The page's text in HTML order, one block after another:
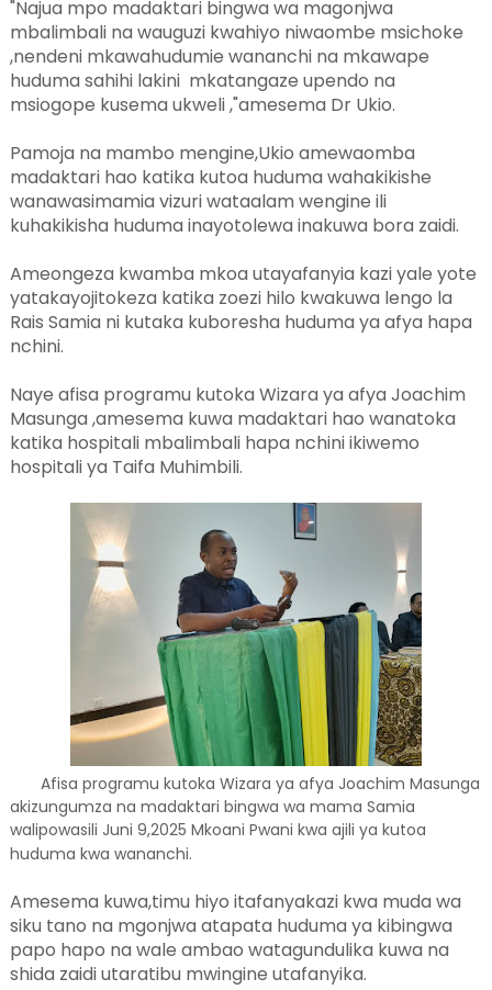
"Najua mpo madaktari bingwa wa magonjwa
mbalimbali na wauguzi kwahiyo niwaombe msichoke
,nendeni mkawahudumie wananchi na mkawape
huduma sahihi lakini mkatangaze upendo na
msiogope kusema ukweli ,"amesema Dr Ukio.
Pamoja na mambo mengine,Ukio amewaomba
madaktari hao katika kutoa huduma wahakikishe
wanawasimamia vizuri wataalam wengine ili
kuhakikisha huduma inayotolewa inakuwa bora zaidi.
Ameongeza kwamba mkoa utayafanyia kazi yale yote
yatakayojitokeza katika zoezi hilo kwakuwa lengo la
Rais Samia ni kutaka kuboresha huduma ya afya hapa
nchini.
Naye afisa programu kutoka Wizara ya afya Joachim
Masunga ,amesema kuwa madaktari hao wanatoka
katika hospitali mbalimbali hapa nchini ikiwemo
hospitali ya Taifa Muhimbili.
Afisa programu kutoka Wizara ya afya Joachim Masunga
akizungumza na madaktari bingwa wa mama Samia
walipowasili Juni 9,2025 Mkoani Pwani kwa ajili ya kutoa
huduma kwa wananchi.
Amesema kuwa,timu hiyo itafanyakazi kwa muda wa
siku tano na mgonjwa atapata huduma ya kibingwa
papo hapo na wale ambao watagundulika kuwa na
shida zaidi utaratibu mwingine utafanyika.